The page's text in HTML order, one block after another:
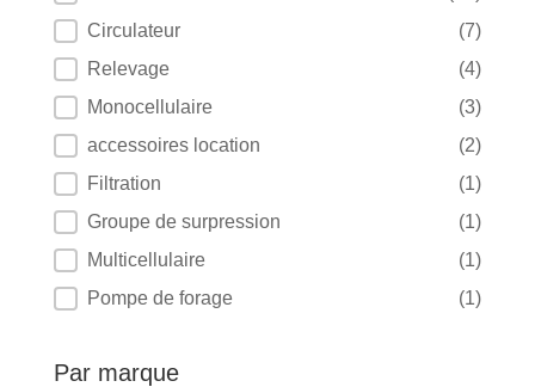
Circulateur
(7)
Relevage
(4)
Monocellulaire
(3)
accessoires location
(2)
Filtration
(1)
Groupe de surpression
(1)
Multicellulaire
(1)
Pompe de forage
(1)
Par marque